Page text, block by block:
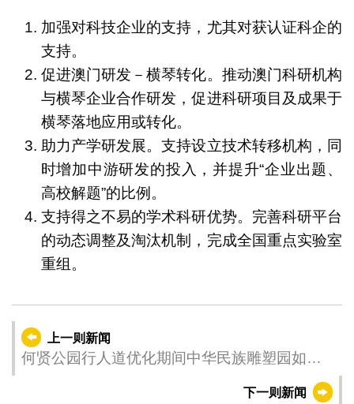
加强对科技企业的支持，尤其对获认证科企的
支持。
促进澳门研发－横琴转化。推动澳门科研机构
与横琴企业合作研发，促进科研项目及成果于
横琴落地应用或转化。
助力产学研发展。支持设立技术转移机构，同
时增加中游研发的投入，并提升“企业出题、
高校解题”的比例。
支持得之不易的学术科研优势。完善科研平台
的动态调整及淘汰机制，完成全国重点实验室
重组。
上一则新闻
何贤公园行人道优化期间中华民族雕塑园如常
下一则新闻